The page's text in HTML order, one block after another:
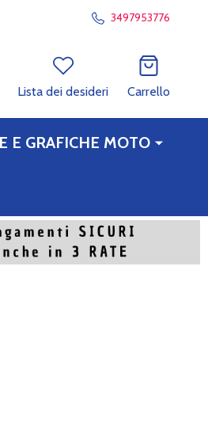
3497953776
Lista dei desideri Carrello
E GRAFICHE MOTO